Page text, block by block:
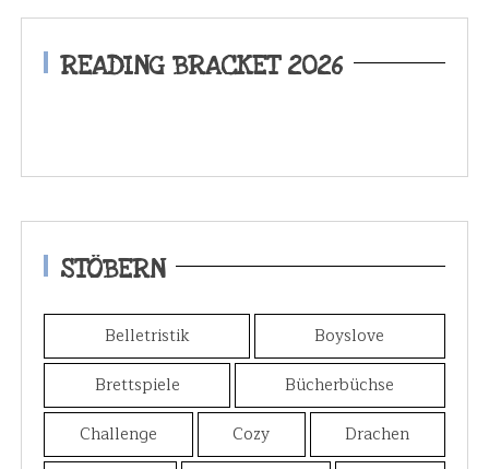
READING BRACKET 2026
STÖBERN
Belletristik
Boyslove
Brettspiele
Bücherbüchse
Challenge
Cozy
Drachen